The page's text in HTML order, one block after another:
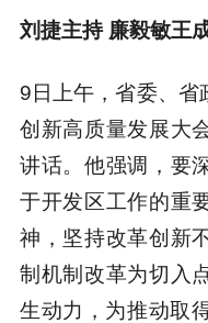
刘捷主持 廉毅敏王
9日上午，省委、省
创新高质量发展大
讲话。他强调，要
于开发区工作的重
神，坚持改革创新
制机制改革为切入
生动力，为推动取